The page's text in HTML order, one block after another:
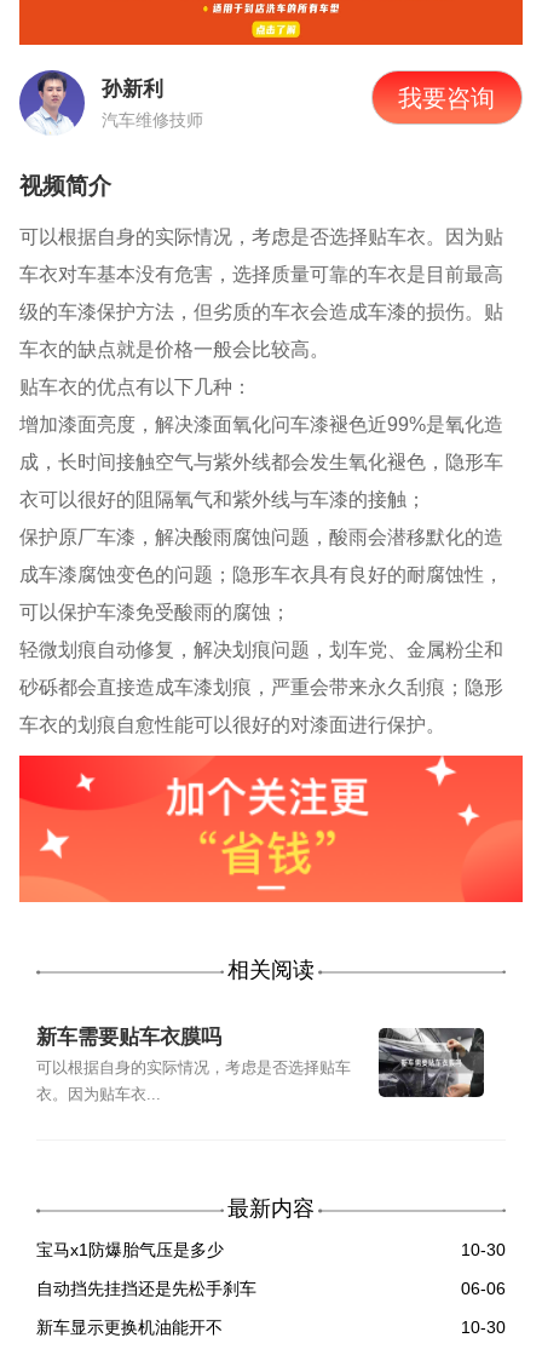
孙新利
汽车维修技师
我要咨询
视频简介
可以根据自身的实际情况，考虑是否选择贴车衣。因为贴
车衣对车基本没有危害，选择质量可靠的车衣是目前最高
级的车漆保护方法，但劣质的车衣会造成车漆的损伤。贴
车衣的缺点就是价格一般会比较高。
贴车衣的优点有以下几种：
增加漆面亮度，解决漆面氧化问车漆褪色近99%是氧化造
成，长时间接触空气与紫外线都会发生氧化褪色，隐形车
衣可以很好的阻隔氧气和紫外线与车漆的接触；
保护原厂车漆，解决酸雨腐蚀问题，酸雨会潜移默化的造
成车漆腐蚀变色的问题；隐形车衣具有良好的耐腐蚀性，
可以保护车漆免受酸雨的腐蚀；
轻微划痕自动修复，解决划痕问题，划车党、金属粉尘和
砂砾都会直接造成车漆划痕，严重会带来永久刮痕；隐形
车衣的划痕自愈性能可以很好的对漆面进行保护。
相关阅读
新车需要贴车衣膜吗
可以根据自身的实际情况，考虑是否选择贴车
衣。因为贴车衣...
最新内容
宝马x1防爆胎气压是多少
10-30
自动挡先挂挡还是先松手刹车
06-06
新车显示更换机油能开不
10-30